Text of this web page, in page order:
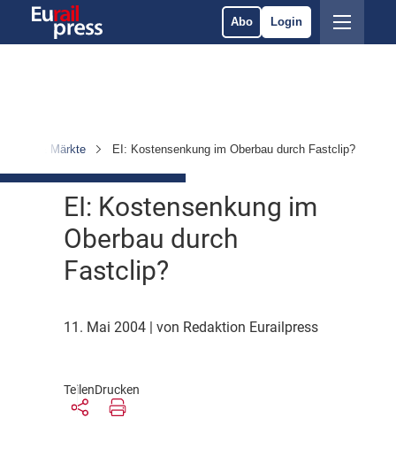
Abo Login
& Märkte EI: Kostensenkung im Oberbau durch Fastclip?
EI: Kostensenkung im
Oberbau durch
Fastclip?
11. Mai 2004 | von Redaktion Eurailpress
TeilenDrucken